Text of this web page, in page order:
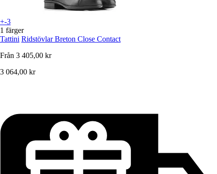
+-3
1 färger
Tattini Ridstövlar Breton Close Contact
Från 3 405,00 kr
3 064,00 kr